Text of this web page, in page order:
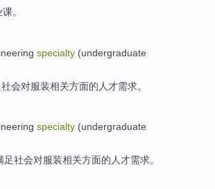
课。
specialty (undergraduate
社会对服装相关方面的人才需求。
specialty (undergraduate
足社会对服装相关方面的人才需求。